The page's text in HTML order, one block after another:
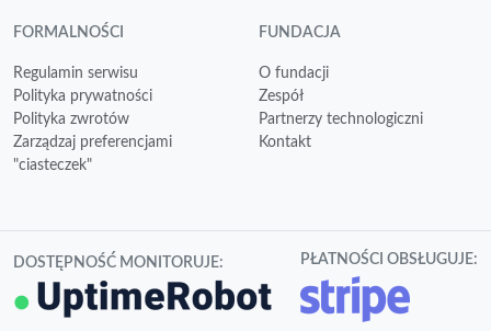
FORMALNOŚCI
Regulamin serwisu
Polityka prywatności
Polityka zwrotów
Zarządzaj preferencjami
"ciasteczek"
FUNDACJA
O fundacji
Zespół
Partnerzy technologiczni
Kontakt
DOSTĘPNOŚĆ MONITORUJE: PŁATNOŚCI OBSŁUGUJE: